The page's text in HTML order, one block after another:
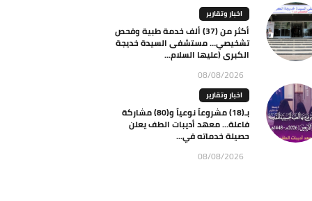
اخبار وتقارير
أكثر من (37) ألف خدمة طبية وفحص
تشخيصي… مستشفى السيدة خديجة
الكبرى (عليها السلام...
08/08/2026
اخبار وتقارير
بـ(18) مشروعاً نوعياً و(80) مشاركة
فاعلة… معهد أديبات الطف يعلن
حصيلة خدماته في...
08/08/2026